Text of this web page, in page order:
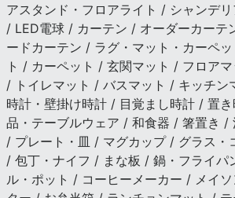
アスタンド・フロアライト / シャンデ
/ LED電球 / カーテン / オーダーカーテ
ードカーテン / ラグ・マット・カーペ
ト / カーペット / 玄関マット / フロア
/ トイレマット / バスマット / キッチン
時計・壁掛け時計 / 目覚まし時計 / 置
品・テーブルウェア / 和食器 / 箸置き /
/ プレート・皿 / マグカップ / グラス・
/ 包丁・ナイフ / まな板 / 鍋・フライパ
ル・ポット / コーヒーメーカー / メイ